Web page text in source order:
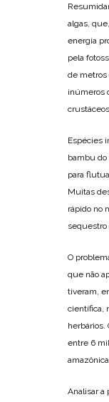
algas,
energia
pela
de metros
inúmeros
Espécies
bambu do
para
Muitas
rápido no
sequestro
O
que não
tiveram,
científica,
herbários.
entre 6
amazônica.
Analisar a